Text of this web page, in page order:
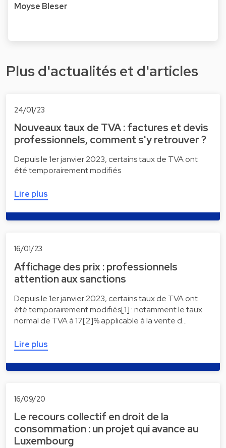
Moyse Bleser
Plus d'actualités et d'articles
24/01/23
Nouveaux taux de TVA : factures et devis
professionnels, comment s'y retrouver ?
Depuis le 1er janvier 2023, certains taux de TVA ont
été temporairement modifiés
Lire plus
16/01/23
Affichage des prix : professionnels
attention aux sanctions
Depuis le 1er janvier 2023, certains taux de TVA ont
été temporairement modifiés[1] : notamment le taux
normal de TVA à 17[2]% applicable à la vente d…
Lire plus
16/09/20
Le recours collectif en droit de la
consommation : un projet qui avance au
Luxembourg